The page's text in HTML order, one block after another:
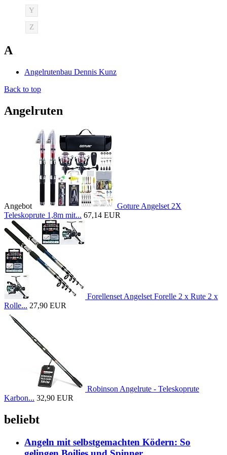
Y
Z
A
Angelrutenbau Dennis Kunz
Back to top
Angelruten
Angebot
Goture Angelset 2X
Teleskoprute 1,8m mit... 67,14 EUR
Forellenset Angelset Forelle 2 x Rute 2 x
Rolle... 27,90 EUR
Robinson Angelrute - Teleskoprute
Karbon... 32,90 EUR
beliebt
Angeln mit selbstgemachten Ködern: So